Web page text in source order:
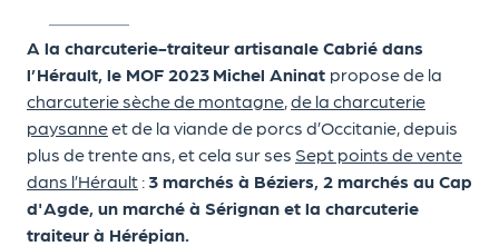
A la charcuterie-traiteur artisanale Cabrié dans
l’Hérault, le MOF 2023 Michel Aninat propose de la
charcuterie sèche de montagne,de la charcuterie
paysanneet de la viande de porcs d’Occitanie, depuis
plus de trente ans, et cela sur ses Sept points de vente
dans l’Hérault : 3 marchés à Béziers, 2 marchés au Cap
d'Agde, un marché à Sérignan et la charcuterie
traiteur à Hérépian.